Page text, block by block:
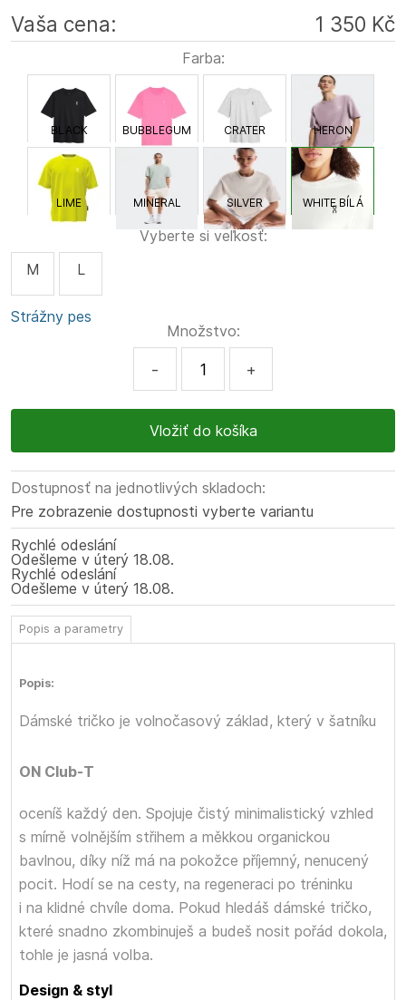
Vaša cena: 1 350 Kč
Farba:
BLACK BUBBLEGUM CRATER HERON
LIME MINERAL SILVER WHITE BÍLÁ
Vyberte si veľkosť:
M
L
Strážny pes
Množstvo:
- +
Dostupnosť na jednotlivých skladoch:
Pre zobrazenie dostupnosti vyberte variantu
Rychlé odeslání
Odešleme v úterý 18.08.
Rychlé odeslání
Odešleme v úterý 18.08.
Popis a parametry
Popis:
Dámské tričko
ON Club-T
je volnočasový základ, který v šatníku
oceníš každý den. Spojuje čistý minimalistický vzhled
s mírně volnějším střihem a měkkou organickou
bavlnou, díky níž má na pokožce příjemný, nenucený
pocit. Hodí se na cesty, na regeneraci po tréninku
i na klidné chvíle doma. Pokud hledáš dámské tričko,
které snadno zkombinuješ a budeš nosit pořád dokola,
tohle je jasná volba.
Design & styl